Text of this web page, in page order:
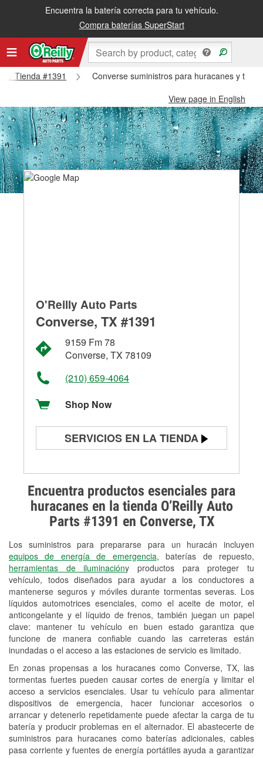
Encuentra la batería correcta para tu vehículo.
Compra baterías SuperStart
Tienda #1391
Converse suministros para huracanes y
View page in English
Encuentra productos esenciales para
huracanes en la tienda O’Reilly Auto
Parts #1391 en Converse, TX
Los suministros para prepararse para un huracán incluyen
equipos de energía de emergencia, baterías de repuesto,
herramientas de iluminacióny productos para proteger tu
vehículo, todos diseñados para ayudar a los conductores a
mantenerse seguros y móviles durante tormentas severas. Los
líquidos automotrices esenciales, como el aceite de motor, el
anticongelante y el líquido de frenos, también juegan un papel
clave: mantener tu vehículo en buen estado garantiza que
funcione de manera confiable cuando las carreteras están
inundadas o el acceso a las estaciones de servicio es limitado.
En zonas propensas a los huracanes como Converse, TX, las
tormentas fuertes pueden causar cortes de energía y limitar el
acceso a servicios esenciales. Usar tu vehículo para alimentar
dispositivos de emergencia, hacer funcionar accesorios o
arrancar y detenerlo repetidamente puede afectar la carga de tu
batería y producir problemas en el alternador. El abastecerte de
suministros para huracanes como baterías adicionales, cables
pasa corriente y fuentes de energía portátiles ayuda a garantizar
O'Reilly Auto Parts
Converse, TX #1391
9159 Fm 78
Converse, TX 78109
(210) 659-4064
Shop Now
SERVICIOS EN LA TIENDA
Prueba de alternadores y
arrancadores
Revisión de la luz "Check Engine"
Reciclaje de baterías y aceite
Instalación de bombillas de faros
Instalación de limpiaparabrisas
Programa de Préstamo de
Herramientas
Rectificación de tambores y discos de
freno
Mangueras hidráulicas a la medida
Hurricane Supplies
Tornado Supplies